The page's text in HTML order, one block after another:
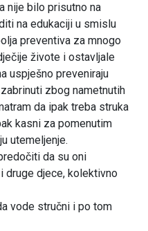
nije bilo prisutno na
na edukaciji u smislu
preventiva za mnogo
živote i ostavljale
uspješno preveniraju
zbog nametnutih
da ipak treba struka
kasni za pomenutim
utemeljenje.
da su oni
druge djece, kolektivno
vode stručni i po tom